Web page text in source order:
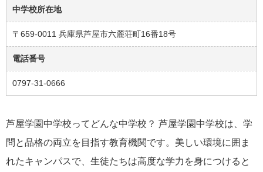
中学校所在地
〒659-0011 兵庫県芦屋市六麓荘町16番18号
電話番号
0797-31-0666
芦屋学園中学校ってどんな中学校？ 芦屋学園中学校は、学
問と品格の両立を目指す教育機関です。美しい環境に囲ま
れたキャンパスで、生徒たちは高度な学力を身につけると